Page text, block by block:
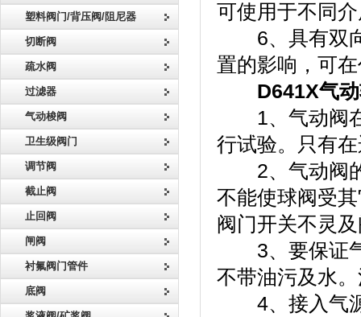
塑料阀门/背压阀/阻尼器
切断阀
疏水阀
过滤器
气动梭阀
卫生级阀门
调节阀
截止阀
止回阀
闸阀
衬氟阀门管件
底阀
可使用于不同
6、具有双向
置的影响，可
D641X气
1、气动阀在
行试验。只有
2、气动阀的
不能使球阀受
阀门开关不灵
3、要保证气
不带油污及水
4、接入气源